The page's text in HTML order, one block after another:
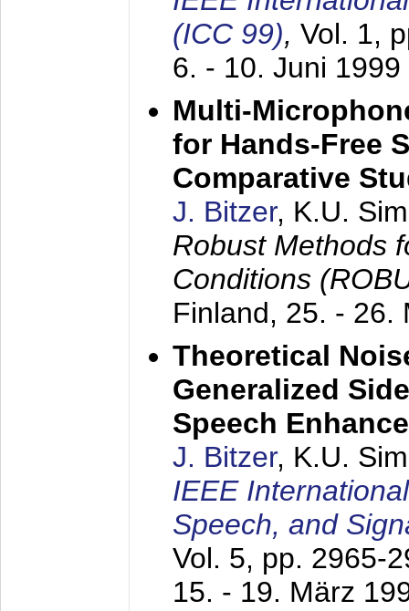
(ICC 99), Vol. 1,
6. - 10. Juni 1999
Multi-
for Hands-Free
Comparative
J. Bitzer, K.U.
Robust Methods
Conditions
Finland, 25. - 26.
Theoretical
Generalized
Speech
J. Bitzer, K.U.
IEEE
Speech, and
Vol. 5, pp. 2965-
15. - 19. März